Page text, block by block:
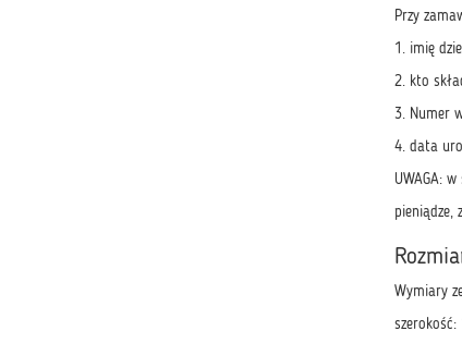
Przy
1. imię
2. kto
3. Numer
4. data
UWAGA:
pieniądze,
Wymiary
szerokość: